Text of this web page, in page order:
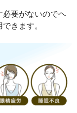
必要がないのでヘ
きます。